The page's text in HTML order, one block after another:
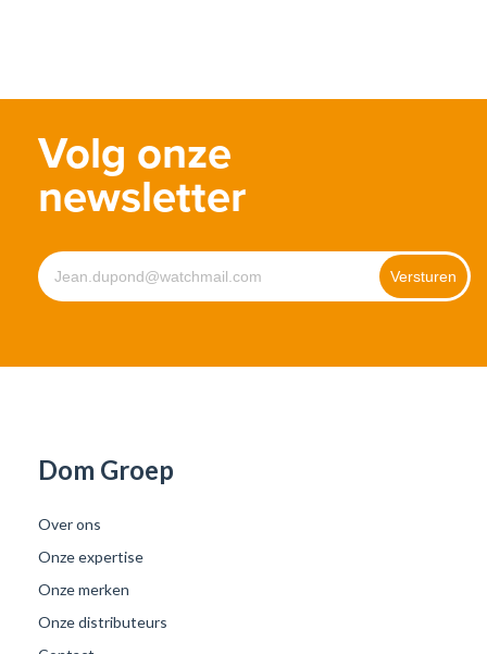
Volg onze
newsletter
Dom Groep
Over ons
Onze expertise
Onze merken
Onze distributeurs